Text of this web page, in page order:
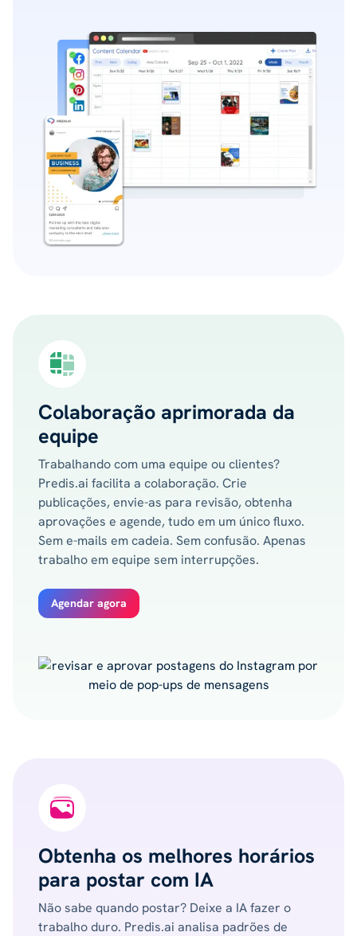
Colaboração aprimorada da
equipe
Trabalhando com uma equipe ou clientes?
Predis.ai facilita a colaboração. Crie
publicações, envie-as para revisão, obtenha
aprovações e agende, tudo em um único fluxo.
Sem e-mails em cadeia. Sem confusão. Apenas
trabalho em equipe sem interrupções.
Agendar agora
Obtenha os melhores horários
para postar com IA
Não sabe quando postar? Deixe a IA fazer o
trabalho duro. Predis.ai analisa padrões de